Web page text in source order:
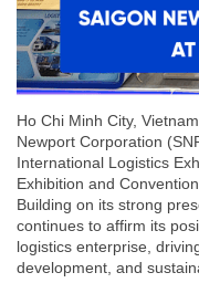
Ho Chi Minh City,
Newport Corporation
International Logistics
Exhibition and
Building on its strong
continues to affirm its
logistics enterprise,
development, and